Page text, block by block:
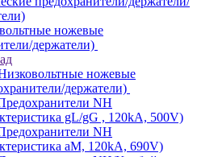
ножевые
держатели)
ножевые
держатели)
NH
gL/gG , 120kA, 500V)
NH
aM, 120kA, 690V)